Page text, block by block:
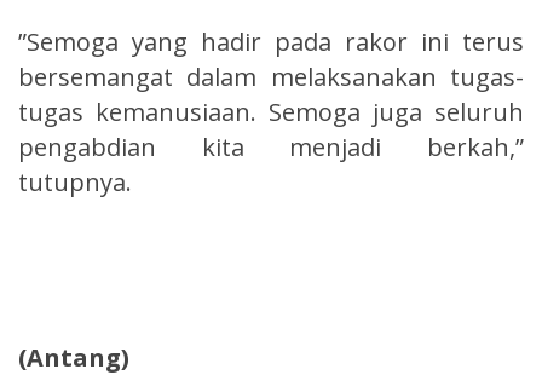
”Semoga yang hadir pada rakor ini terus
bersemangat dalam melaksanakan tugas-
tugas kemanusiaan. Semoga juga seluruh
pengabdian kita menjadi berkah,”
tutupnya.
(Antang)